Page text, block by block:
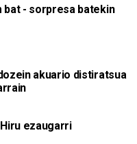
bat - sorpresa batekin
akuario distiratsua
ezaugarri